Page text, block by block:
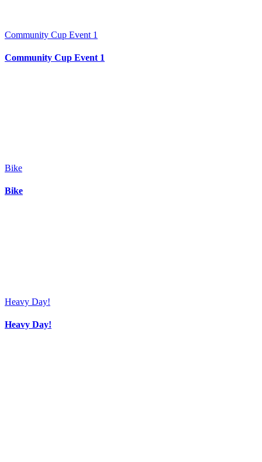
Community Cup Event 1
Community Cup Event 1
Bike
Bike
Heavy Day!
Heavy Day!